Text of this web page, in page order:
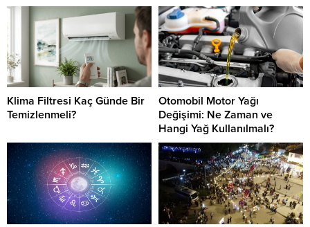
Klima Filtresi Kaç Günde Bir
Temizlenmeli?
Otomobil Motor Yağı
Değişimi: Ne Zaman ve
Hangi Yağ Kullanılmalı?